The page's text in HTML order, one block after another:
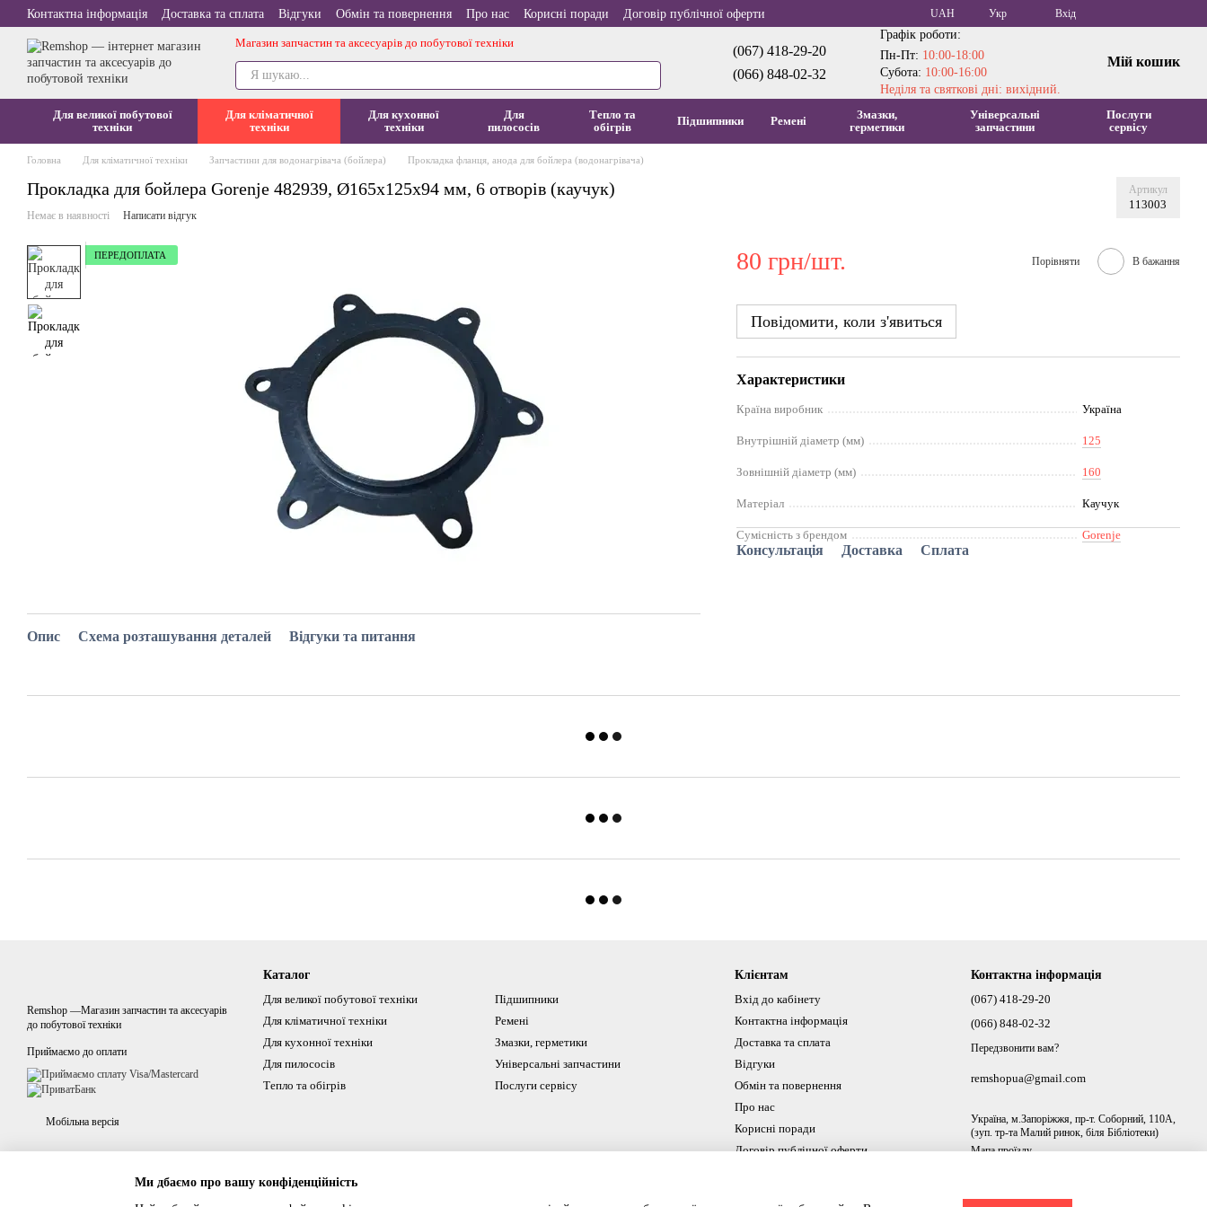
Перейти до основного контенту
Контактна інформація Доставка та сплата Відгуки Обмін та повернення Про нас Корисні поради Договір публічної оферти UAH Укр Вхід
Магазин запчастин та аксесуарів до побутової техніки
(067) 418-29-20
(066) 848-02-32
Графік роботи:
Пн-Пт: 10:00-18:00
Субота: 10:00-16:00
Неділя та святкові дні: вихідний.
Мій кошик
Для великої побутової
техніки
Для кліматичної
техніки
Для кухонної
техніки
Для
пилососів
Тепло та
обігрів
Підшипники Ремені
Змазки,
герметики
Універсальні
запчастини
Послуги
сервісу
Головна Для кліматичної техніки Запчастини для водонагрівача (бойлера) Прокладка фланця, анода для бойлера (водонагрівача)
Прокладка для бойлера Gorenje 482939, Ø165x125x94 мм, 6 отворів (каучук) Артикул
113003
Немає в наявності Написати відгук
ПЕРЕДОПЛАТА
Опис Схема розташування деталей Відгуки та питання
80 грн/шт. Порівняти В бажання
Повідомити, коли з'явиться
Характеристики
Країна виробник Україна
Внутрішній діаметр (мм) 125
Зовнішній діаметр (мм) 160
Матеріал Каучук
Сумісність з брендом Gorenje
Консультація Доставка Сплата
Remshop —Магазин запчастин та аксесуарів
до побутової техніки
Приймаємо до оплати
Мобільна версія
Каталог
Для великої побутової техніки
Для кліматичної техніки
Для кухонної техніки
Для пилососів
Тепло та обігрів
Підшипники
Ремені
Змазки, герметики
Універсальні запчастини
Послуги сервісу
Клієнтам
Вхід до кабінету
Контактна інформація
Доставка та сплата
Відгуки
Обмін та повернення
Про нас
Корисні поради
Договір публічної оферти
Контактна інформація
(067) 418-29-20
(066) 848-02-32
Передзвонити вам?
remshopua@gmail.com
Україна, м.Запоріжжя, пр-т. Соборний, 110А,
(зуп. тр-та Малий ринок, біля Бібліотеки)
Мапа проїзду
Ми дбаємо про вашу конфіденційність